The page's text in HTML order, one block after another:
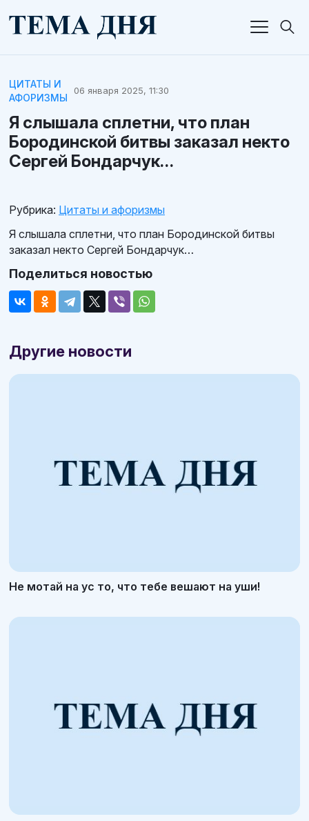
ЦИТАТЫ И
АФОРИЗМЫ
06 января 2025, 11:30
Я слышала сплетни, что план
Бородинской битвы заказал некто
Сергей Бондарчук…
Рубрика: Цитаты и афоризмы
Я слышала сплетни, что план Бородинской битвы
заказал некто Сергей Бондарчук…
Поделиться новостью
Другие новости
Не мотай на ус то, что тебе вешают на уши!